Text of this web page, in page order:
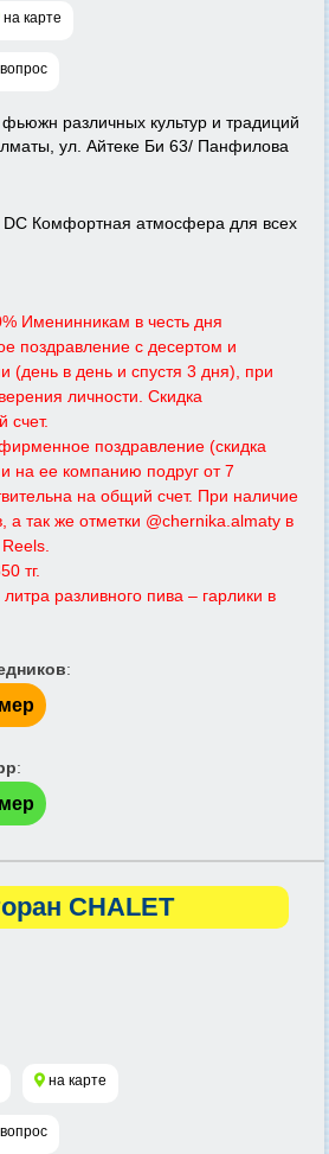
на карте
различных культур и традиций
ул. Айтеке Би 63/ Панфилова
DC Комфортная атмосфера для всех
Именинникам в честь дня
поздравление с десертом и
в день и спустя 3 дня), при
личности. Скидка
счет.
поздравление (скидка
на ее компанию подруг от 7
на общий счет. При наличие
а так же отметки @chernika.almaty в
тг.
разливного пива – гарлики в
:
:
CHALET
на карте